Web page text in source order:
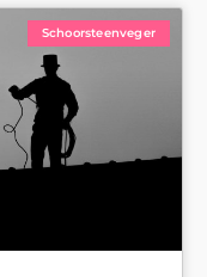
Schoorsteenveger